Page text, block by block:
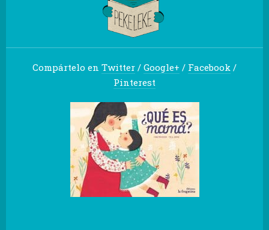
Compártelo en Twitter / Google+ / Facebook /
Pinterest